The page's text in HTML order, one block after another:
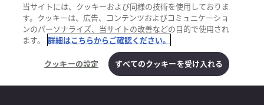
当サイトには、クッキーおよび同様の技術を使用しておりま
す。クッキーは、広告、コンテンツおよびコミュニケーショ
ンのパーソナライズ、当サイトの改善などの目的で使用され
ます。
詳細はこちらからご確認ください。
クッキーの設定
すべてのクッキーを受け入れる